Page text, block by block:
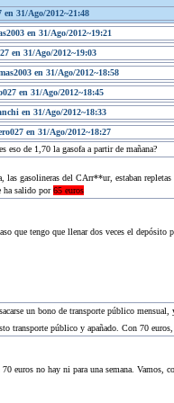
en 31/Ago/2012~21:48
en 31/Ago/2012~19:21
en 31/Ago/2012~19:03
en 31/Ago/2012~18:58
en 31/Ago/2012~18:45
en 31/Ago/2012~18:33
en 31/Ago/2012~18:27
eso de 1,70 la gasofa a partir de mañana?
las gasolineras del CArr**ur, estaban
ha salido por65 euros
que tengo que llenar dos veces el depósito
un bono de transporte público
transporte público y apañado. Con 70
euros no hay ni para una semana. Vamos,